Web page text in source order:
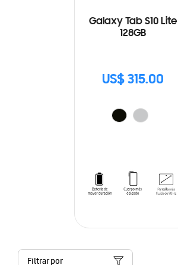
Galaxy Tab S10 Lite
128GB
US$ 315.00
Filtrar por